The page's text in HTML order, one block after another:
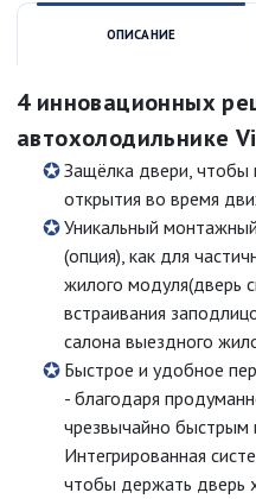
ОПИСАНИЕ
4 инновационных
автохолодильнике
Защёлка двери, чтобы
открытия во время
Уникальный
(опция), как для
жилого модуля(дверь
встраивания
салона выездного
Быстрое и удобное
- благодаря
чрезвычайно быстрым
Интегрированная
чтобы держать дверь